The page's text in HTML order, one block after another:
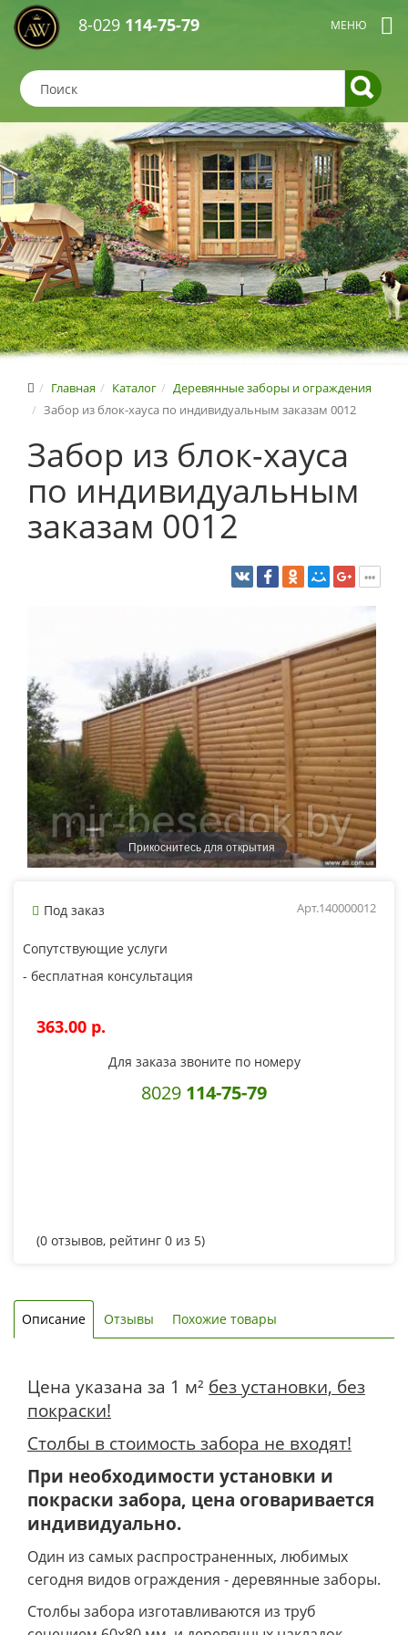
8-029 114-75-79
Главная Каталог
Деревянные заборы и ограждения
Забор из блок-хауса по индивидуальным заказам 0012
Забор из блок-хауса
по индивидуальным
заказам 0012
Прикоснитесь для открытия
Под заказ Арт.140000012
Сопутствующие услуги
- бесплатная консультация
363.00 p.
Для заказа звоните по номеру
8029 114-75-79
(0 отзывов, рейтинг 0 из 5)
Описание Отзывы Похожие товары
Цена указана за 1 м² без установки, без
покраски!
Столбы в стоимость забора не входят!
При необходимости установки и
покраски забора, цена оговаривается
индивидуально.
Один из самых распространенных, любимых
сегодня видов ограждения - деревянные заборы.
Столбы забора изготавливаются из труб